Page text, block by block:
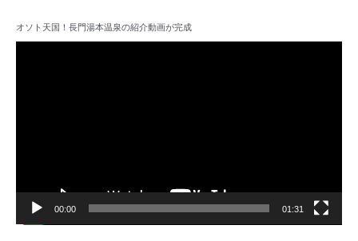
オソト天国！長門湯本温泉の紹介動画が完成
00:00 01:31